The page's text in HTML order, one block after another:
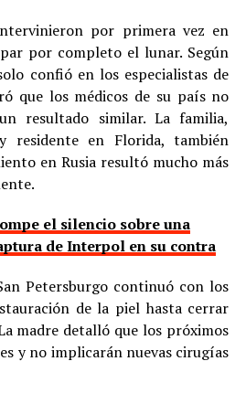
por primera vez en
por completo el lunar. Según
confió en los especialistas de
que los médicos de su país no
resultado similar. La familia,
residente en Florida, también
en Rusia resultó mucho más
el silencio sobre una
de Interpol en su contra
Petersburgo continuó con los
de la piel hasta cerrar
madre detalló que los próximos
y no implicarán nuevas cirugías